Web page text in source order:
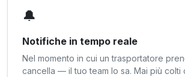
🔔
Notifiche in tempo reale
Nel momento in cui un trasportatore
cancella — il tuo team lo sa. Mai più colti